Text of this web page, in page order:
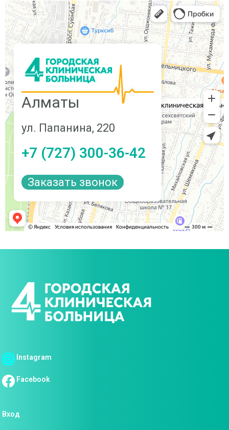
Алматы
ул. Папанина, 220
+7 (727) 300-36-42
Заказать звонок
Instagram
Facebook
Вход